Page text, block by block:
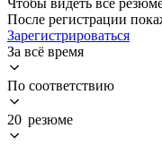
После регистрации
Зарегистрироваться
За всё время
По соответствию
20 резюме